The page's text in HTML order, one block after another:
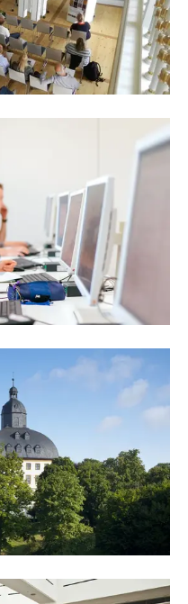
Forschung am